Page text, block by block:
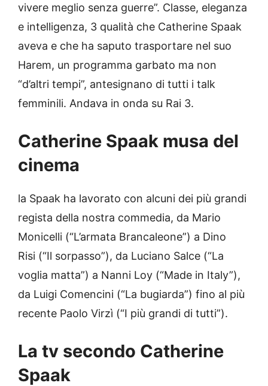
vivere meglio senza guerre”. Classe, eleganza
e intelligenza, 3 qualità che Catherine Spaak
aveva e che ha saputo trasportare nel suo
Harem, un programma garbato ma non
“d’altri tempi”, antesignano di tutti i talk
femminili. Andava in onda su Rai 3.
Catherine Spaak musa del
cinema
la Spaak ha lavorato con alcuni dei più grandi
regista della nostra commedia, da Mario
Monicelli (“L’armata Brancaleone”) a Dino
Risi (“Il sorpasso”), da Luciano Salce (“La
voglia matta”) a Nanni Loy (“Made in Italy”),
da Luigi Comencini (“La bugiarda”) fino al più
recente Paolo Virzì (“I più grandi di tutti”).
La tv secondo Catherine
Spaak